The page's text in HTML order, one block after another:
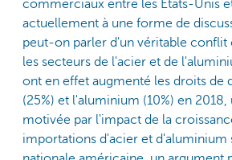
commerciaux entre les États-Unis
actuellement à une forme de
peut-on parler d'un véritable conflit
les secteurs de l'acier et de
ont en effet augmenté les droits de
(25%) et l'aluminium (10%) en
motivée par l'impact de la
importations d'acier et d'aluminium